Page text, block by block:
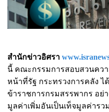
สำนักข่าวอิศรา
นี้ คณะกรรมการสอบสวนควา
หน้าที่รัฐ กระทรวงการคลัง
ข้าราชการกรมสรรพากร อย่
มูลค่าเพิ่มอันเป็นเท็จมูลค่าร